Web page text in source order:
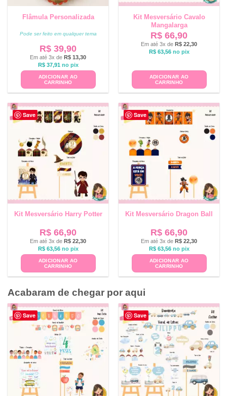
Flâmula Personalizada
Pode ser feito em qualquer tema
R$ 39,90
Em até 3x de R$ 13,30
R$37,91 no pix
ADICIONAR AO
CARRINHO
Kit Mesversário Cavalo
Mangalarga
R$ 66,90
Em até 3x de R$ 22,30
R$63,56 no pix
ADICIONAR AO
CARRINHO
Save
Kit Mesversário Harry Potter
R$ 66,90
Em até 3x de R$ 22,30
R$63,56 no pix
ADICIONAR AO
CARRINHO
Save
Kit Mesversário Dragon Ball
R$ 66,90
Em até 3x de R$ 22,30
R$63,56 no pix
ADICIONAR AO
CARRINHO
Acabaram de chegar por aqui
Save Save